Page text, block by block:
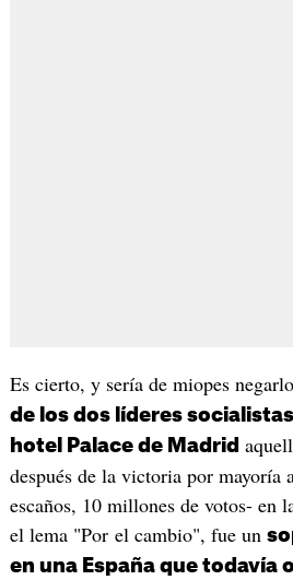
Es cierto, y sería de miopes
de los dos líderes
hotel Palace de Madrid
después de la victoria por mayoría
escaños, 10 millones de votos- en
el lema "Por el cambio", fue un
en una España que todavía